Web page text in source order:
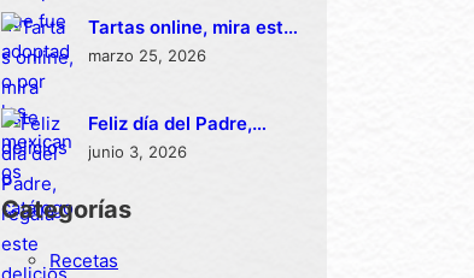
Tartas online, mira este
delicioso catálogo
marzo 25, 2026
Feliz día del Padre,
regala este delicioso
junio 3, 2026
Categorías
Recetas